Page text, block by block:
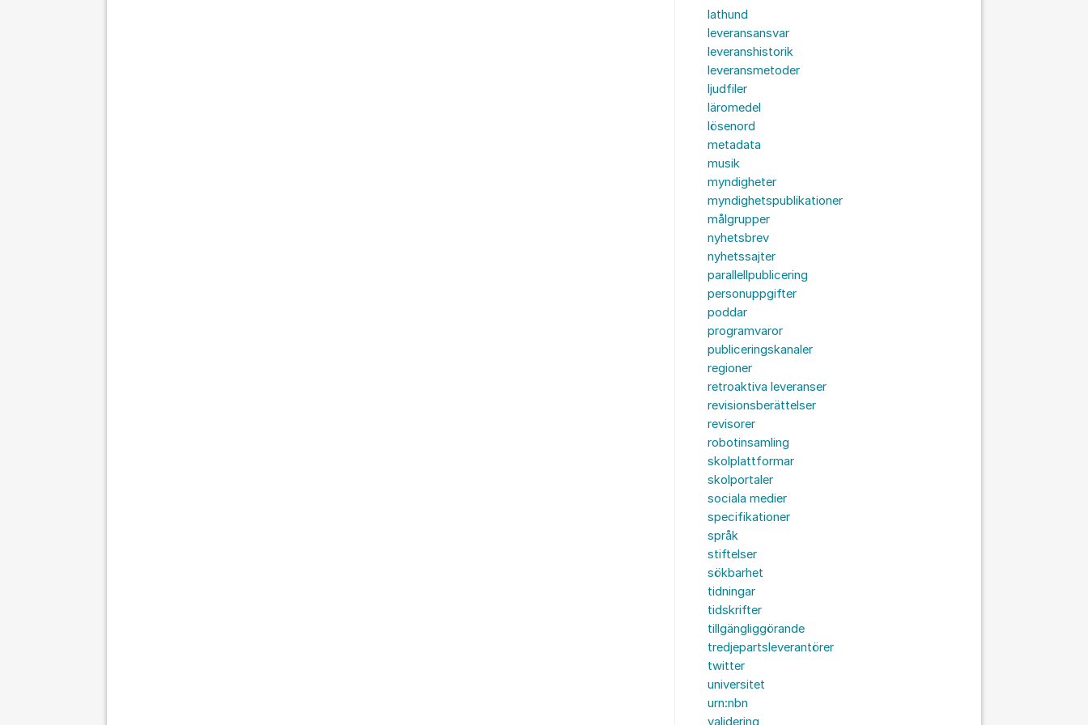
lathund
leveransansvar
leveranshistorik
leveransmetoder
ljudfiler
läromedel
lösenord
metadata
musik
myndigheter
myndighetspublikationer
målgrupper
nyhetsbrev
nyhetssajter
parallellpublicering
personuppgifter
poddar
programvaror
publiceringskanaler
regioner
retroaktiva leveranser
revisionsberättelser
revisorer
robotinsamling
skolplattformar
skolportaler
sociala medier
specifikationer
språk
stiftelser
sökbarhet
tidningar
tidskrifter
tillgängliggörande
tredjepartsleverantörer
twitter
universitet
urn:nbn
validering